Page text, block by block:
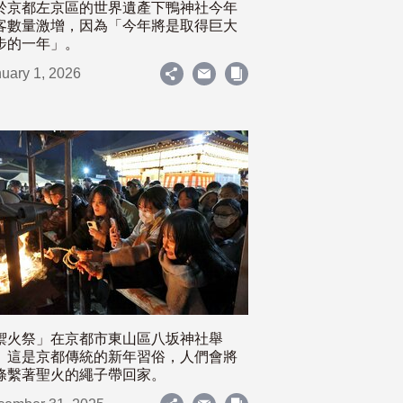
京都左京區的世界遺產下鴨神社今年
數量激增，因為「今年將是取得巨大
的一年」。
1, 2026
火祭」在京都市東山區八坂神社舉
這是京都傳統的新年習俗，人們會將
繫著聖火的繩子帶回家。